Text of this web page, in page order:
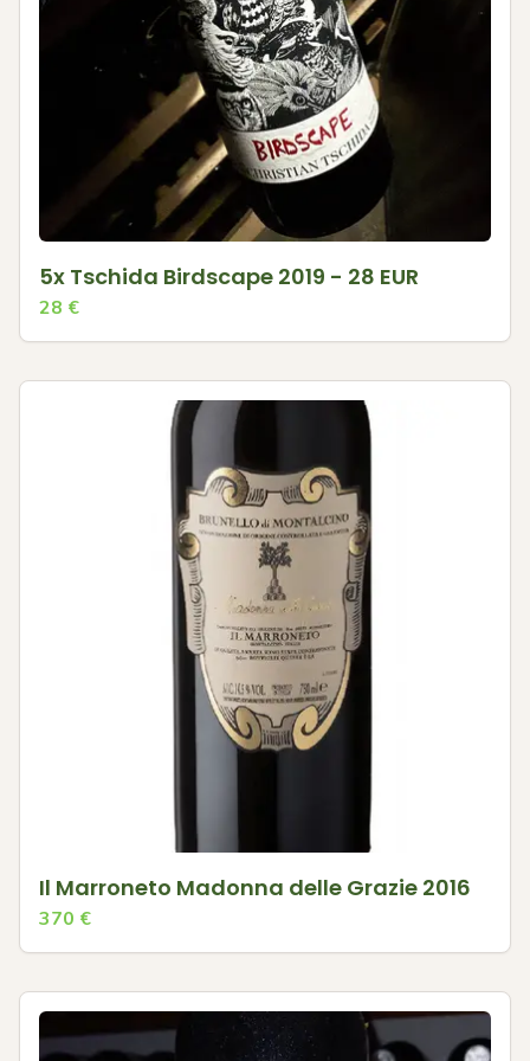
5x Tschida Birdscape 2019 - 28 EUR
28 €
Il Marroneto Madonna delle Grazie 2016
370 €